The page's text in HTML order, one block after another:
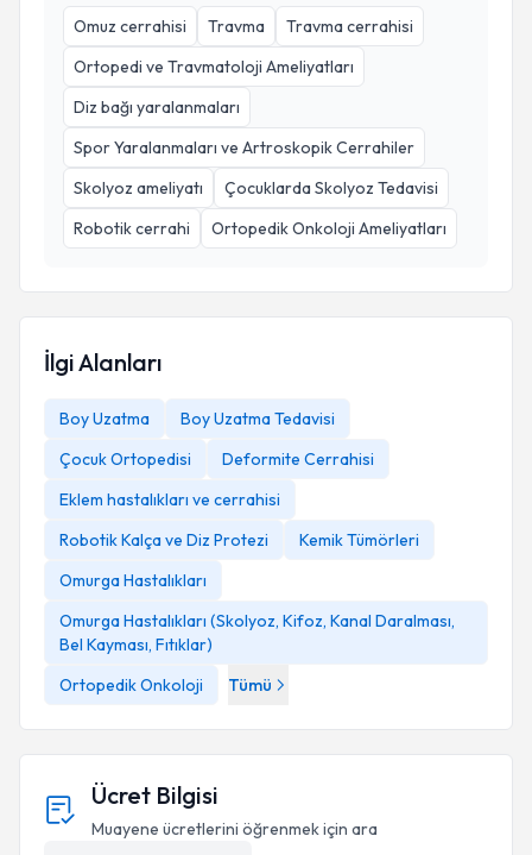
Omuz cerrahisi Travma
Travma cerrahisi
Ortopedi ve Travmatoloji Ameliyatları
Diz bağı yaralanmaları
Spor Yaralanmaları ve Artroskopik Cerrahiler
Skolyoz ameliyatı
Çocuklarda Skolyoz Tedavisi
Robotik cerrahi
Ortopedik Onkoloji Ameliyatları
İlgi Alanları
Boy Uzatma
Boy Uzatma Tedavisi
Çocuk Ortopedisi
Deformite Cerrahisi
Eklem hastalıkları ve cerrahisi
Robotik Kalça ve Diz Protezi
Kemik Tümörleri
Omurga Hastalıkları
Omurga Hastalıkları (Skolyoz, Kifoz, Kanal Daralması,
Bel Kayması, Fıtıklar)
Ortopedik Onkoloji
Tümü
Ücret Bilgisi
Muayene ücretlerini öğrenmek için ara